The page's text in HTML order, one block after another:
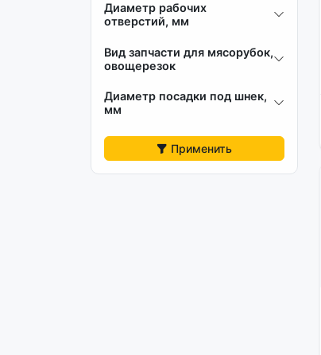
Диаметр рабочих
отверстий, мм
Вид запчасти для мясорубок,
овощерезок
Диаметр посадки под шнек,
мм
Применить